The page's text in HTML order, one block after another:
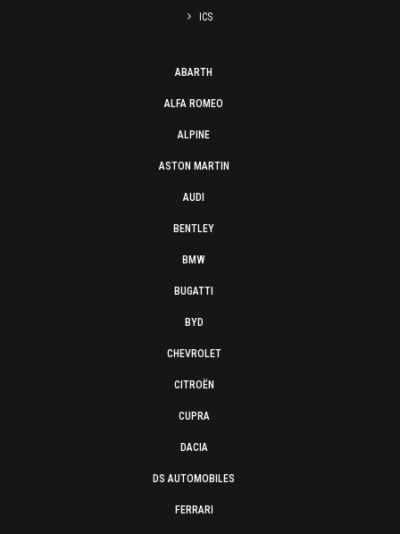
ICS
ABARTH
ALFA ROMEO
ALPINE
ASTON MARTIN
AUDI
BENTLEY
BMW
BUGATTI
BYD
CHEVROLET
CITROËN
CUPRA
DACIA
DS AUTOMOBILES
FERRARI